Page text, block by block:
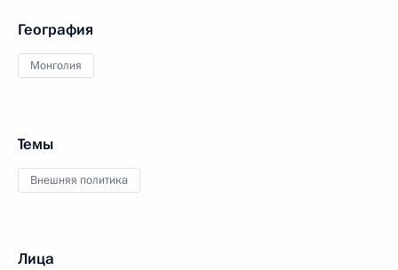
География
Монголия
Темы
Внешняя политика
Лица